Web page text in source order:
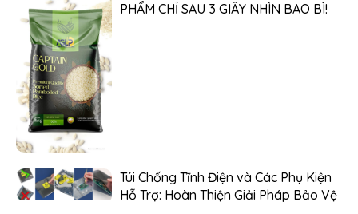
PHẨM CHỈ SAU 3 GIÂY NHÌN BAO BÌ!
Túi Chống Tĩnh Điện và Các Phụ Kiện
Hỗ Trợ: Hoàn Thiện Giải Pháp Bảo Vệ